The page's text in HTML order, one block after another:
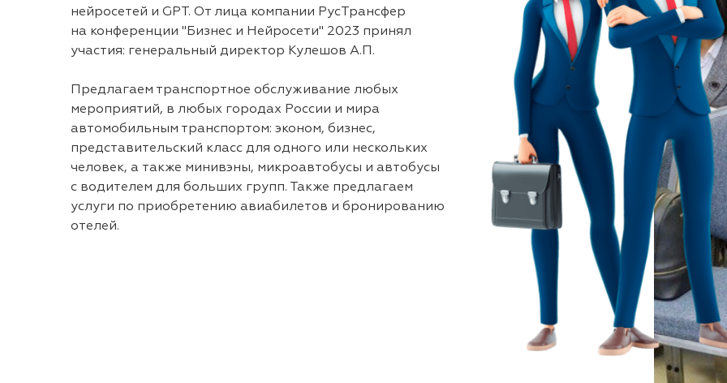
нейросетей и GPT. От лица компании РусТрансфер
на конференции "Бизнес и Нейросети" 2023 принял
участия: генеральный директор Кулешов А.П.
Предлагаем транспортное обслуживание любых
мероприятий, в любых городах России и мира
автомобильным транспортом: эконом, бизнес,
представительский класс для одного или нескольких
человек, а также минивэны, микроавтобусы и автобусы
с водителем для больших групп. Также предлагаем
услуги по приобретению авиабилетов и бронированию
отелей.